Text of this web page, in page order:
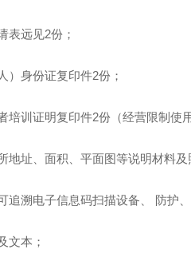
表远见2份；
）身份证复印件2份；
培训证明复印件2份（经营限制
地址、面积、平面图等说明材料
追溯电子信息码扫描设备、 防护
文本；